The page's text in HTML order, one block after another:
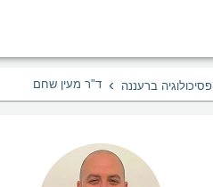
פסיכולוגיה ברעננה › ד"ר מעין שחם